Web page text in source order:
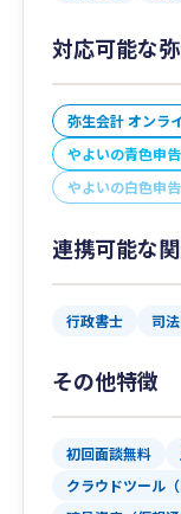
対応可能な
弥生会計 オンラ
やよいの青色申
やよいの白色申
連携可能な
行政書士 司
その他特徴
初回面談無料
クラウドツール